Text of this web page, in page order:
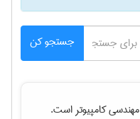
جستجو کن
مهندسی كامپيوتراست.